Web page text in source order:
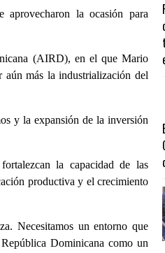
aprovecharon la ocasión para
(AIRD), en el que Mario
más la industrialización del
y la expansión de la inversión
la capacidad de las
productiva y el crecimiento
Necesitamos un entorno que
Dominicana como un